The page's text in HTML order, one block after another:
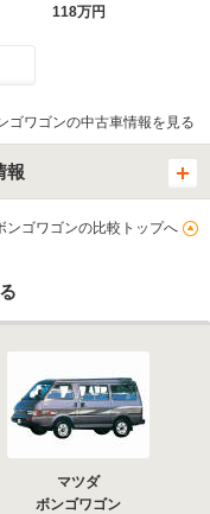
118万円
ゴワゴンの中古車情報を見る
報
ンゴワゴンの比較トップへ
マツダ
ボンゴワゴン